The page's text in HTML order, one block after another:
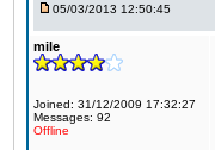
05/03/2013 12:50:45
mile
Joined: 31/12/2009 17:32:27
Messages: 92
Offline